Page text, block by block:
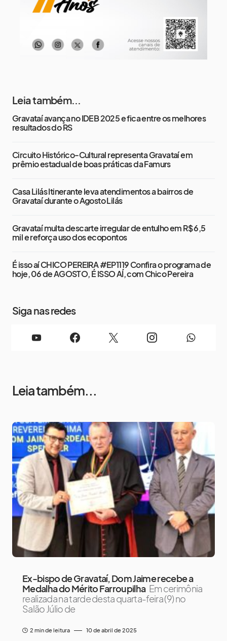
Leia também...
Gravataí avança no IDEB 2025 e fica entre os melhores
resultados do RS
Circuito Histórico-Cultural representa Gravataí em
prêmio estadual de boas práticas da Famurs
Casa Lilás Itinerante leva atendimentos a bairros de
Gravataí durante o Agosto Lilás
Gravataí multa descarte irregular de entulho em R$ 6,5
mil e reforça uso dos ecopontos
É isso aí CHICO PEREIRA #EP1119 Confira o programa de
hoje, 06 de AGOSTO, É ISSO AÍ, com Chico Pereira
Siga nas redes
Leia também...
Ex-bispo de Gravataí, Dom Jaime recebe a
Medalha do Mérito Farroupilha Em cerimônia
realizada na tarde desta quarta-feira (9) no
Salão Júlio de
2 min de leitura 10 de abril de 2025